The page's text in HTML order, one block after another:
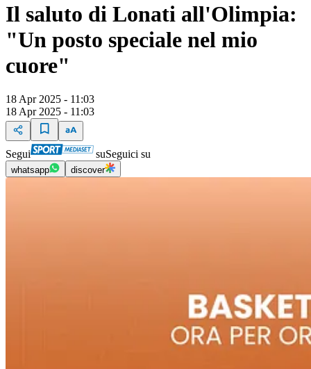
Il saluto di Lonati all'Olimpia:
"Un posto speciale nel mio
cuore"
18 Apr 2025 - 11:03
18 Apr 2025 - 11:03
Segui suSeguici su
whatsapp discover